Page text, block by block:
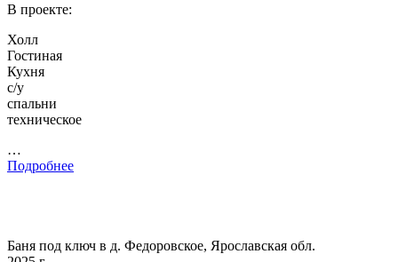
В проекте:
Холл
Гостиная
Кухня
с/у
спальни
техническое
…
Подробнее
Баня под ключ в д. Федоровское, Ярославская обл.